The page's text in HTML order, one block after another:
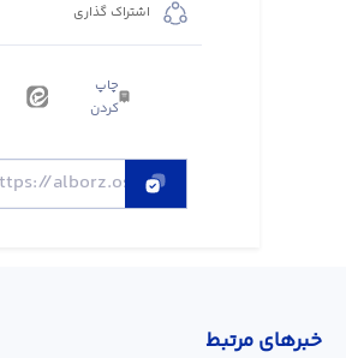
اشتراک گذاری
چاپ
کردن
خبر‌های مرتبط